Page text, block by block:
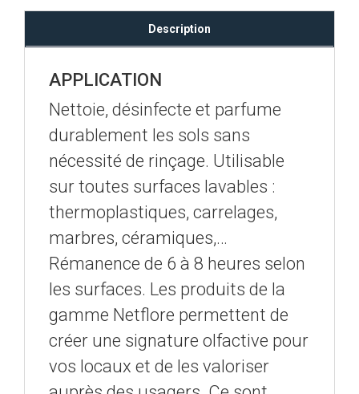
Description
APPLICATION
Nettoie, désinfecte et parfume
durablement les sols sans
nécessité de rinçage. Utilisable
sur toutes surfaces lavables :
thermoplastiques, carrelages,
marbres, céramiques,…
Rémanence de 6 à 8 heures selon
les surfaces. Les produits de la
gamme Netflore permettent de
créer une signature olfactive pour
vos locaux et de les valoriser